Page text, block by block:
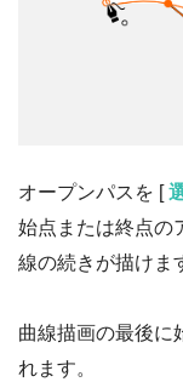
オープンパスを [
始点または終点の
線の続きが描けま
曲線描画の最後に
れます。